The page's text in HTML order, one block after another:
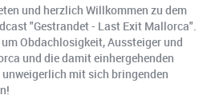
und herzlich Willkommen zu dem
"Gestrandet - Last Exit Mallorca".
Obdachlosigkeit, Aussteiger und
und die damit einhergehenden
mit sich bringenden